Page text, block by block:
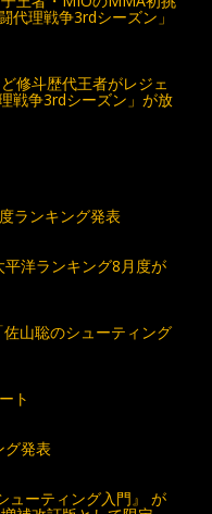
理戦争3rdシーズン」
修斗歴代王者がレジェ
戦争3rdシーズン」が放
ランキング発表
洋ランキング8月度が
山聡のシューティング
ト
グ発表
ューティング入門』 が